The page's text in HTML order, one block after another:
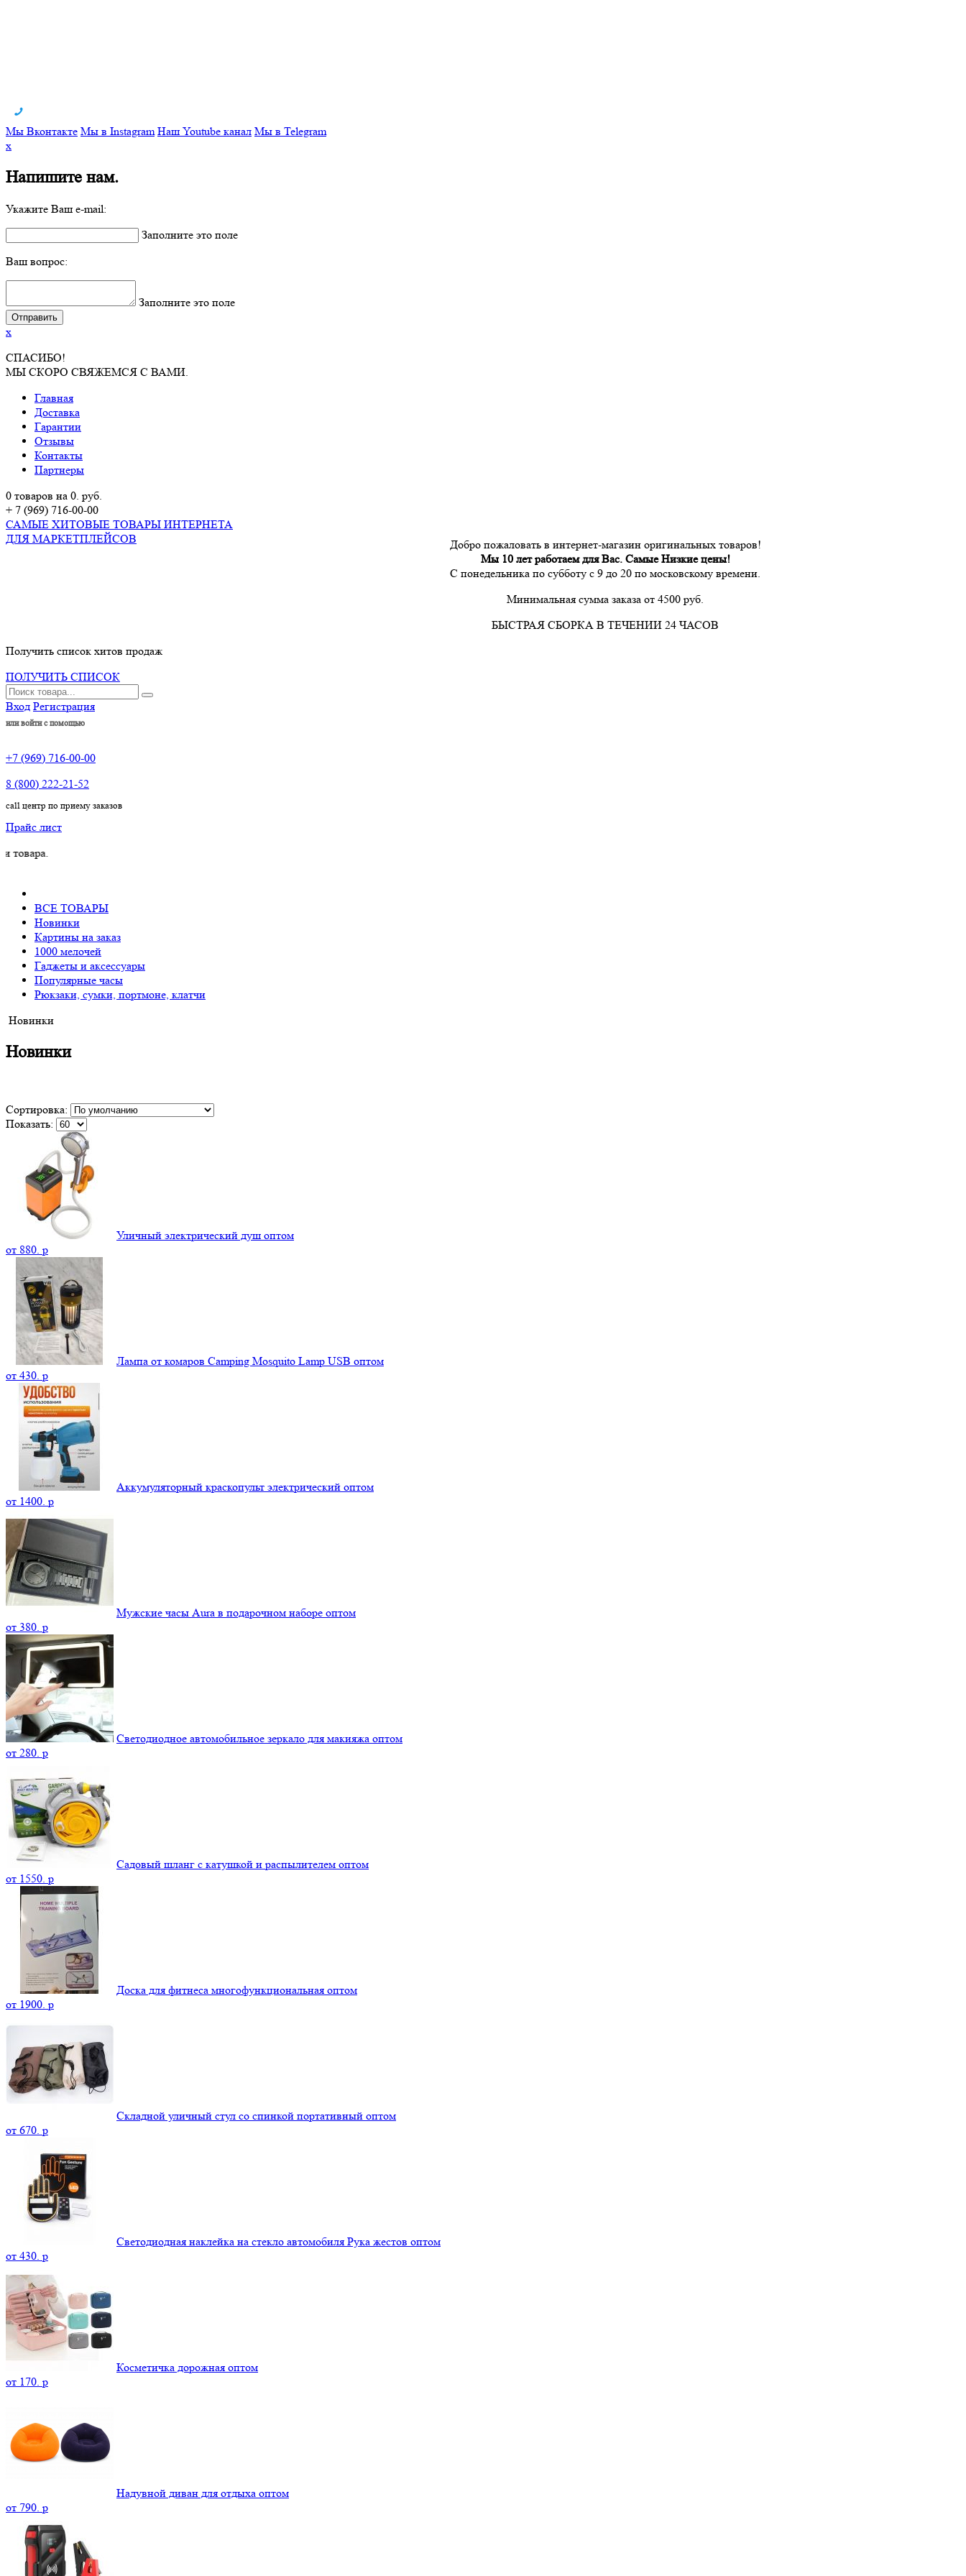
Мы Вконтакте Мы в Instagram Наш Youtube канал Мы в Telegram
x
Напишите нам.
Укажите Ваш e-mail:
Заполните это поле
Ваш вопрос:
Заполните это поле
x
СПАСИБО!
МЫ СКОРО СВЯЖЕМСЯ С ВАМИ.
Главная
Доставка
Гарантии
Отзывы
Контакты
Партнеры
0 товаров на 0. руб.
+ 7 (969) 716-00-00
САМЫЕ ХИТОВЫЕ ТОВАРЫ ИНТЕРНЕТА
ДЛЯ МАРКЕТПЛЕЙСОВ
Добро пожаловать в интернет-магазин оригинальных товаров!
Мы 10 лет работаем для Вас. Самые Низкие цены!
С понедельника по субботу с 9 до 20 по московскому времени.
Минимальная сумма заказа от 4500 руб.
БЫСТРАЯ СБОРКА В ТЕЧЕНИИ 24 ЧАСОВ
Получить список хитов продаж
ПОЛУЧИТЬ СПИСОК
Вход Регистрация
или войти с помощью
+7 (969) 716-00-00
8 (800) 222-21-52
call центр по приему заказов
Прайс лист
ВСЕ ТОВАРЫ
Новинки
Картины на заказ
1000 мелочей
Гаджеты и аксессуары
Популярные часы
Рюкзаки, сумки, портмоне, клатчи
Новинки
Новинки
Сортировка:
Показать:
Уличный электрический душ оптом
от 880. p
Лампа от комаров Camping Mosquito Lamp USB оптом
от 430. p
Аккумуляторный краскопульт электрический оптом
от 1400. p
Мужские часы Aura в подарочном наборе оптом
от 380. p
Светодиодное автомобильное зеркало для макияжа оптом
от 280. p
Садовый шланг с катушкой и распылителем оптом
от 1550. p
Доска для фитнеса многофункциональная оптом
от 1900. p
Складной уличный стул со спинкой портативный оптом
от 670. p
Светодиодная наклейка на стекло автомобиля Рука жестов оптом
от 430. p
Косметичка дорожная оптом
от 170. p
Надувной диван для отдыха оптом
от 790. p